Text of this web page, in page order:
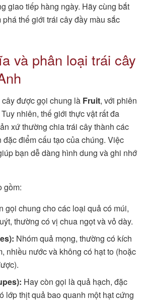
giao tiếp hàng ngày. Hãy cùng bắt
thế giới trái cây đầy màu sắc
và phân loại trái cây
được gọi chung là Fruit, với phiên
nhiên, thế giới thực vật rất đa
xứ thường chia trái cây thành các
đặc điểm cấu tạo của chúng. Việc
bạn dễ dàng hình dung và ghi nhớ
gồm:
gọi chung cho các loại quả có múi,
thường có vị chua ngọt và vỏ dày.
Nhóm quả mọng, thường có kích
nhiều nước và không có hạt to (hoặc
Hay còn gọi là quả hạch, đặc
lớp thịt quả bao quanh một hạt cứng